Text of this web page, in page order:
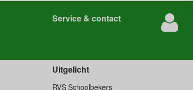
Service & contact
Uitgelicht
RVS Schoolbekers